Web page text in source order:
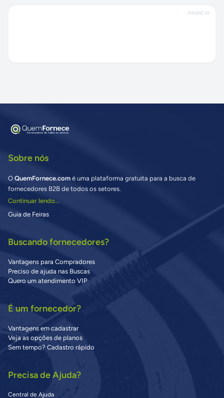
ANÚNCIO
Sobre nós
O QuemFornece.com é uma plataforma gratuita para a busca de
fornecedores B2B de todos os setores.
Continuar lendo...
Guia de Feiras
Buscando fornecedores?
Vantagens para Compradores
Preciso de ajuda nas Buscas
Quero um atendimento VIP
É um fornecedor?
Vantagens em cadastrar
Veja as opções de planos
Sem tempo? Cadastro rápido
Precisa de Ajuda?
Central de Ajuda